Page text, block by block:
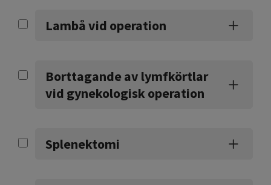
Lambå vid operation
Borttagande av lymfkörtlar
vid gynekologisk operation
Splenektomi